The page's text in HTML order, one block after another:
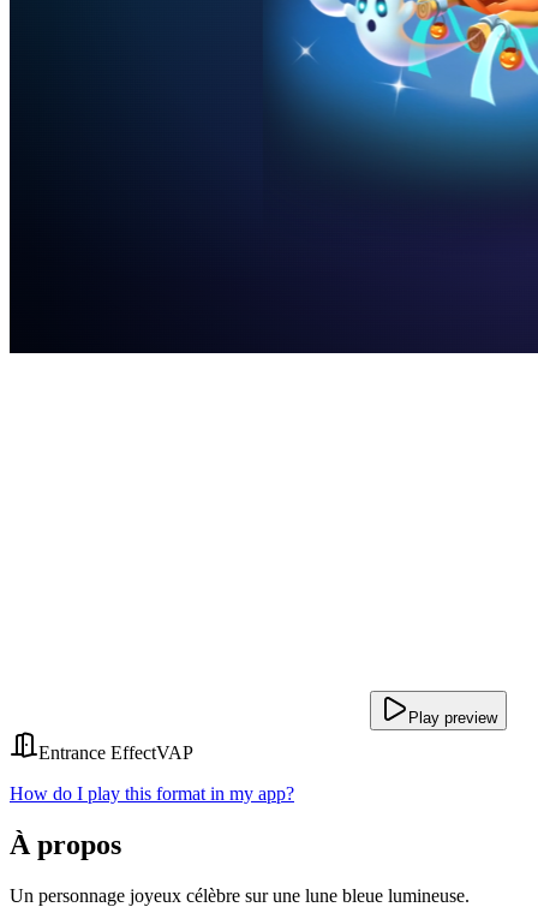
Play preview
Entrance EffectVAP
How do I play this format in my app?
À propos
Un personnage joyeux célèbre sur une lune bleue lumineuse.